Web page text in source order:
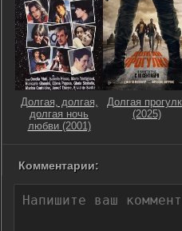
Долгая, долгая,
долгая ночь
любви (2001)
Долгая
(2025)
Комментарии: